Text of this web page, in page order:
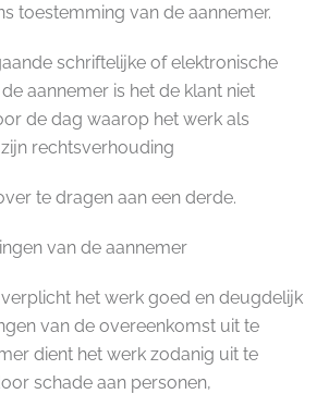
toestemming van de aannemer.
schriftelijke of elektronische
aannemer is het de klant niet
de dag waarop het werk als
rechtsverhouding
te dragen aan een derde.
van de aannemer
verplicht het werk goed en deugdelijk
van de overeenkomst uit te
dient het werk zodanig uit te
schade aan personen,